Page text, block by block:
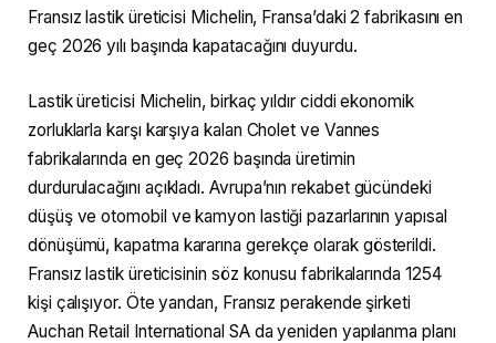
Fransız lastik üreticisi Michelin, Fransa’daki 2 fabrikasını en
geç 2026 yılı başında kapatacağını duyurdu.
Lastik üreticisi Michelin, birkaç yıldır ciddi ekonomik
zorluklarla karşı karşıya kalan Cholet ve Vannes
fabrikalarında en geç 2026 başında üretimin
durdurulacağını açıkladı. Avrupa’nın rekabet gücündeki
düşüş ve otomobil ve kamyon lastiği pazarlarının yapısal
dönüşümü, kapatma kararına gerekçe olarak gösterildi.
Fransız lastik üreticisinin söz konusu fabrikalarında 1254
kişi çalışıyor. Öte yandan, Fransız perakende şirketi
Auchan Retail International SA da yeniden yapılanma planı